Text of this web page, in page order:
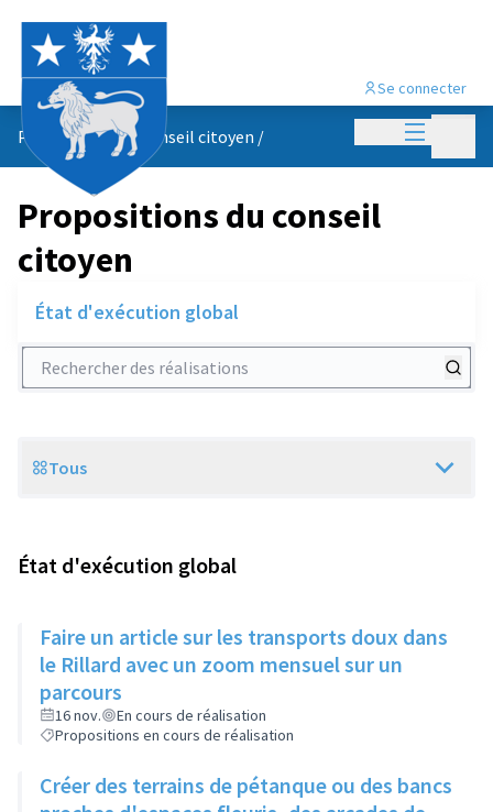
Menu
Se connecter
Propositions du conseil citoyen /
Propositions du conseil
citoyen
État d'exécution global
Rechercher des réalisations
Scope
Tous
État d'exécution global
Faire un article sur les transports doux dans
le Rillard avec un zoom mensuel sur un
parcours
16 nov.
En cours de réalisation
Propositions en cours de réalisation
Créer des terrains de pétanque ou des bancs